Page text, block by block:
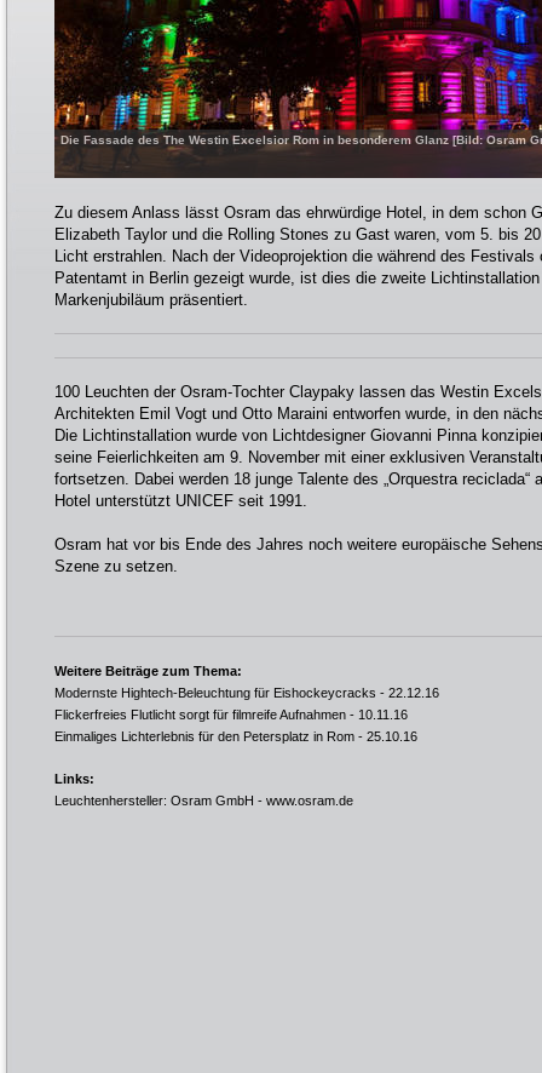
Die Fassade des The Westin Excelsior Rom in besonderem Glanz [Bild: Osram
Zu diesem Anlass lässt Osram das ehrwürdige Hotel, in dem schon
Elizabeth Taylor und die Rolling Stones zu Gast waren, vom 5. bis
Licht erstrahlen. Nach der Videoprojektion die während des
Patentamt in Berlin gezeigt wurde, ist dies die zweite
Markenjubiläum präsentiert.
100 Leuchten der Osram-Tochter Claypaky lassen das Westin
Architekten Emil Vogt und Otto Maraini entworfen wurde, in den
Die Lichtinstallation wurde von Lichtdesigner Giovanni Pinna
seine Feierlichkeiten am 9. November mit einer exklusiven
fortsetzen. Dabei werden 18 junge Talente des „Orquestra reciclada“
Hotel unterstützt UNICEF seit 1991.
Osram hat vor bis Ende des Jahres noch weitere europäische
Szene zu setzen.
Weitere Beiträge zum Thema:
Modernste Hightech-Beleuchtung für Eishockeycracks - 22.12.16
Flickerfreies Flutlicht sorgt für filmreife Aufnahmen - 10.11.16
Einmaliges Lichterlebnis für den Petersplatz in Rom - 25.10.16
Links:
Leuchtenhersteller: Osram GmbH - www.osram.de